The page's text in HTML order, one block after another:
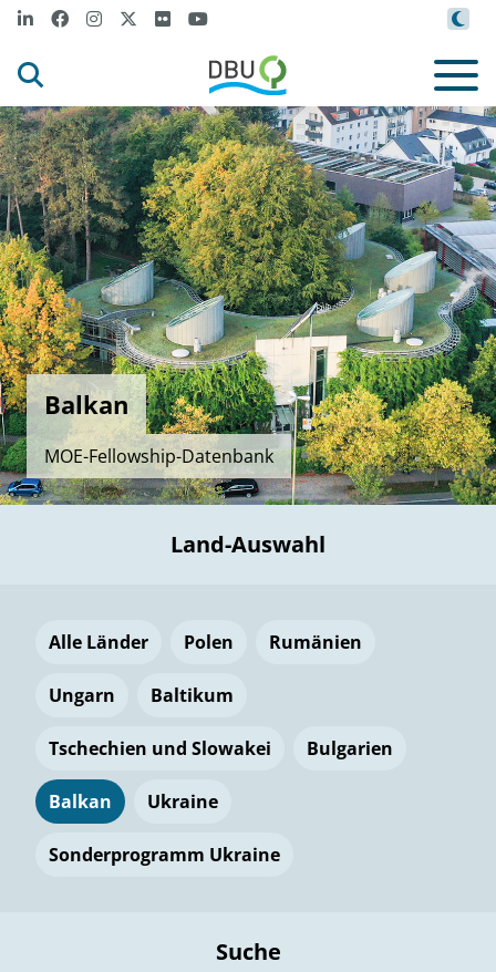
Balkan
MOE-Fellowship-Datenbank
Land-Auswahl
Alle Länder Polen Rumänien
Ungarn Baltikum
Tschechien und Slowakei Bulgarien
Balkan Ukraine
Sonderprogramm Ukraine
Suche